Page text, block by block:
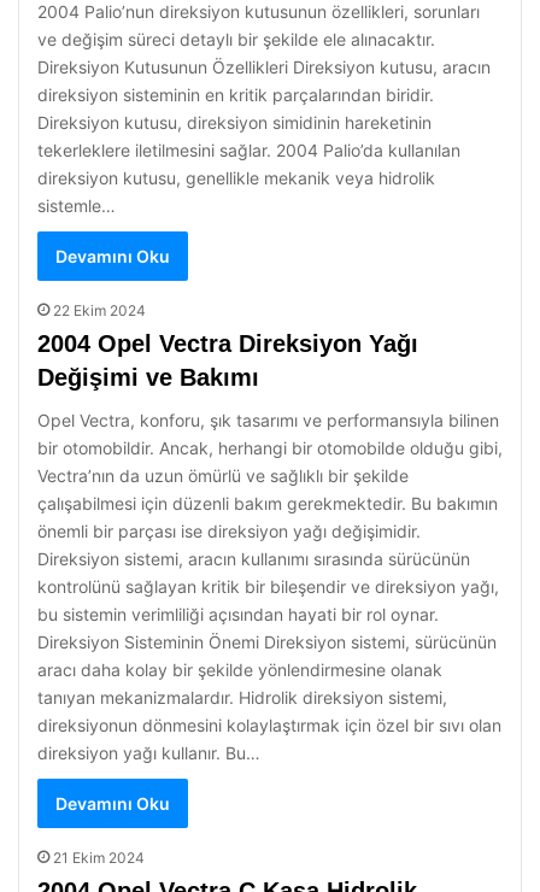
2004 Palio’nun direksiyon kutusunun özellikleri, sorunları
ve değişim süreci detaylı bir şekilde ele alınacaktır.
Direksiyon Kutusunun Özellikleri Direksiyon kutusu, aracın
direksiyon sisteminin en kritik parçalarından biridir.
Direksiyon kutusu, direksiyon simidinin hareketinin
tekerleklere iletilmesini sağlar. 2004 Palio’da kullanılan
direksiyon kutusu, genellikle mekanik veya hidrolik
sistemle…
Devamını Oku
22 Ekim 2024
2004 Opel Vectra Direksiyon Yağı
Değişimi ve Bakımı
Opel Vectra, konforu, şık tasarımı ve performansıyla bilinen
bir otomobildir. Ancak, herhangi bir otomobilde olduğu gibi,
Vectra’nın da uzun ömürlü ve sağlıklı bir şekilde
çalışabilmesi için düzenli bakım gerekmektedir. Bu bakımın
önemli bir parçası ise direksiyon yağı değişimidir.
Direksiyon sistemi, aracın kullanımı sırasında sürücünün
kontrolünü sağlayan kritik bir bileşendir ve direksiyon yağı,
bu sistemin verimliliği açısından hayati bir rol oynar.
Direksiyon Sisteminin Önemi Direksiyon sistemi, sürücünün
aracı daha kolay bir şekilde yönlendirmesine olanak
tanıyan mekanizmalardır. Hidrolik direksiyon sistemi,
direksiyonun dönmesini kolaylaştırmak için özel bir sıvı olan
direksiyon yağı kullanır. Bu…
Devamını Oku
21 Ekim 2024